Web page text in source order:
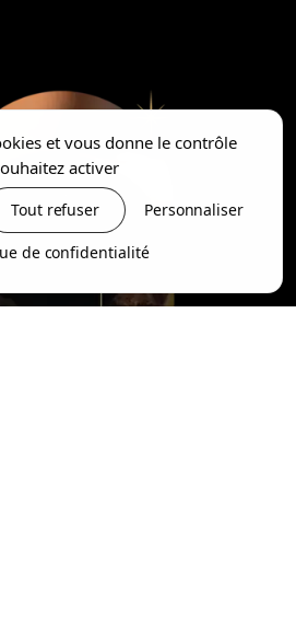
et vous donne le contrôle
activer
Tout refuser Personnaliser
de confidentialité